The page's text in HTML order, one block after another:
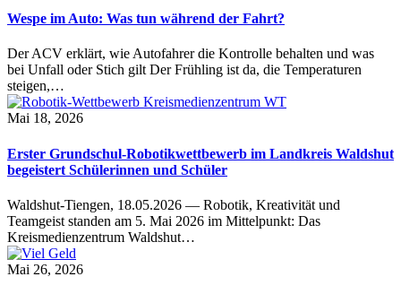
Wespe im Auto: Was tun während der Fahrt?
Der ACV erklärt, wie Autofahrer die Kontrolle behalten und was
bei Unfall oder Stich gilt Der Frühling ist da, die Temperaturen
steigen,…
Mai 18, 2026
Erster Grundschul-Robotikwettbewerb im Landkreis Waldshut
begeistert Schülerinnen und Schüler
Waldshut-Tiengen, 18.05.2026 — Robotik, Kreativität und
Teamgeist standen am 5. Mai 2026 im Mittelpunkt: Das
Kreismedienzentrum Waldshut…
Mai 26, 2026